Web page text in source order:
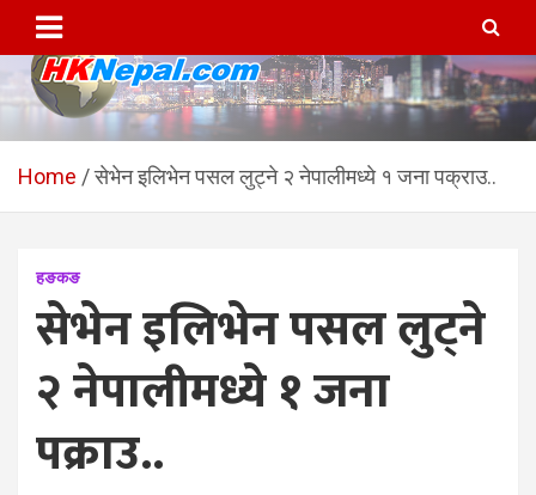
content
HKNepal.com – हङकङबाट
सञ्चालित पहिलो नेपाली अनलाईन
hknepal, hknepal.com, hk nepal, hk nepal com
Home सेभेन इलिभेन पसल लुट्ने २ नेपालीमध्ये १ जना पक्राउ..
हङकङ
सेभेन इलिभेन पसल लुट्ने
२ नेपालीमध्ये १ जना
पक्राउ..